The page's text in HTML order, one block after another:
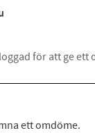
ett omdöme.